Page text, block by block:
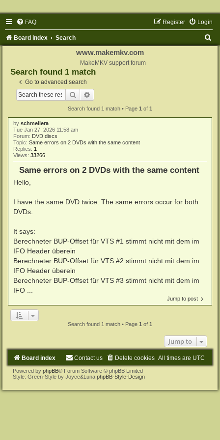
FAQ Login
Register
Board index Search
www.makemkv.com
MakeMKV support forum
Search found 1 match
Go to advanced search
Search
Search found 1 match • Page 1 of 1
by schmellera
Tue Jan 27, 2026 11:58 am
Forum: DVD discs
Topic: Same errors on 2 DVDs with the same content
Replies: 1
Views: 33266
Same errors on 2 DVDs with the same content
Hello,
I have the same DVD twice. The same errors occur for both
DVDs.
It says:
Berechneter BUP-Offset für VTS #1 stimmt nicht mit dem im
IFO Header überein
Berechneter BUP-Offset für VTS #2 stimmt nicht mit dem im
IFO Header überein
Berechneter BUP-Offset für VTS #3 stimmt nicht mit dem im
IFO ...
Jump to post
Search found 1 match • Page 1 of 1
Jump to
Board index All times are UTC
Delete cookies
Contact us
Powered by phpBB® Forum Software © phpBB Limited
Style: Green-Style by Joyce&Luna phpBB-Style-Design